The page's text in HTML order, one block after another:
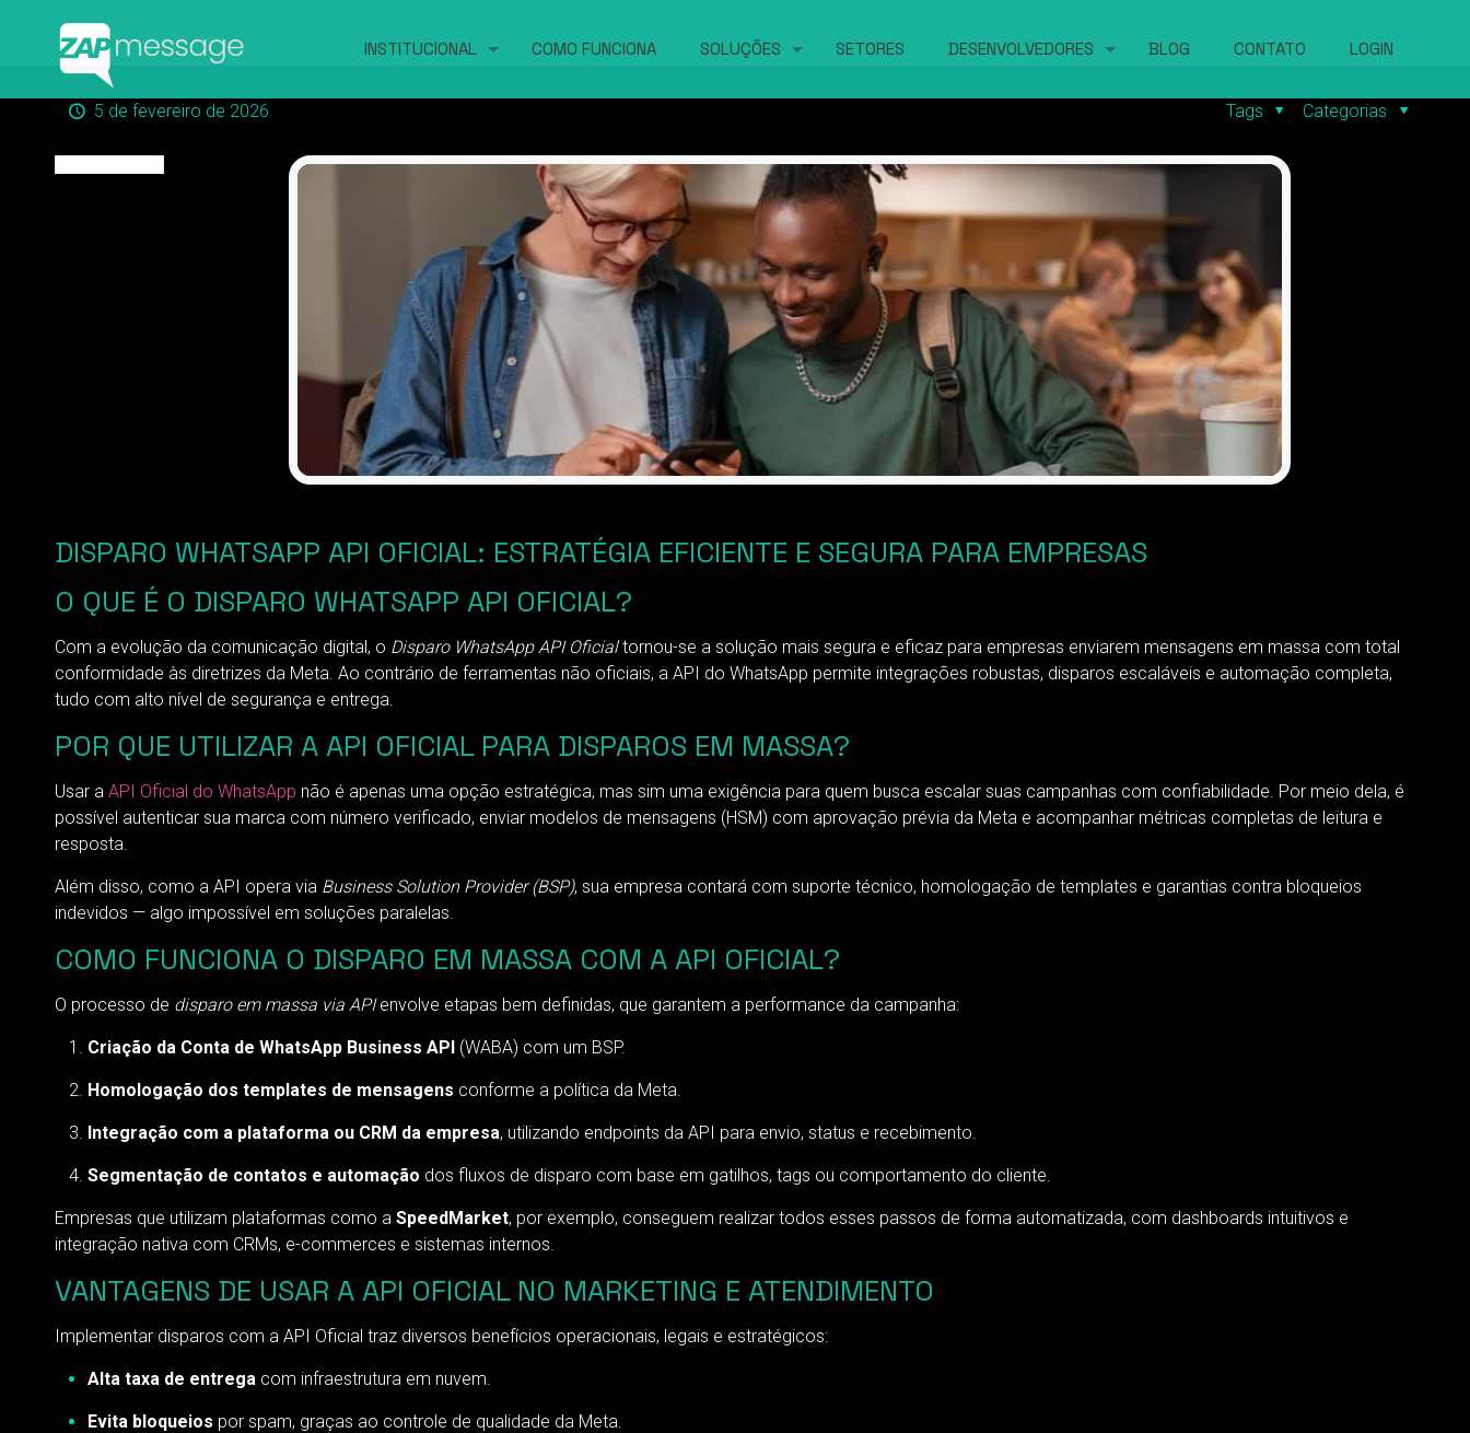
INSTITUCIONAL COMO FUNCIONA SOLUÇÕES SETORES DESENVOLVEDORES BLOG CONTATO LOGIN
5 de fevereiro de 2026 Categorias
Tags
DISPARO WHATSAPP API OFICIAL: ESTRATÉGIA EFICIENTE E SEGURA PARA EMPRESAS
O QUE É O DISPARO WHATSAPP API OFICIAL?
Com a evolução da comunicação digital, o Disparo WhatsApp API Oficialtornou-se a solução mais segura e eficaz para empresas enviarem mensagens em massa com total
conformidade às diretrizes da Meta. Ao contrário de ferramentas não oficiais, a API do WhatsApp permite integrações robustas, disparos escaláveis e automação completa,
tudo com alto nível de segurança e entrega.
POR QUE UTILIZAR A API OFICIAL PARA DISPAROS EM MASSA?
Usar a API Oficial do WhatsApp não é apenas uma opção estratégica, mas sim uma exigência para quem busca escalar suas campanhas com confiabilidade. Por meio dela, é
possível autenticar sua marca com número verificado, enviar modelos de mensagens (HSM) com aprovação prévia da Meta e acompanhar métricas completas de leitura e
resposta.
Além disso, como a API opera via Business Solution Provider (BSP), sua empresa contará com suporte técnico, homologação de templates e garantias contra bloqueios
indevidos — algo impossível em soluções paralelas.
COMO FUNCIONA O DISPARO EM MASSA COM A API OFICIAL?
O processo de disparo em massa via APIenvolve etapas bem definidas, que garantem a performance da campanha:
Criação da Conta de WhatsApp Business API(WABA) com um BSP.
Homologação dos templates de mensagens conforme a política da Meta.
Integração com a plataforma ou CRM da empresa, utilizando endpoints da API para envio, status e recebimento.
Segmentação de contatos e automação dos fluxos de disparo com base em gatilhos, tags ou comportamento do cliente.
Empresas que utilizam plataformas como a SpeedMarket, por exemplo, conseguem realizar todos esses passos de forma automatizada, com dashboards intuitivos e
integração nativa com CRMs, e-commerces e sistemas internos.
VANTAGENS DE USAR A API OFICIAL NO MARKETING E ATENDIMENTO
Implementar disparos com a API Oficial traz diversos benefícios operacionais, legais e estratégicos:
Alta taxa de entregacom infraestrutura em nuvem.
Evita bloqueios por spam, graças ao controle de qualidade da Meta.